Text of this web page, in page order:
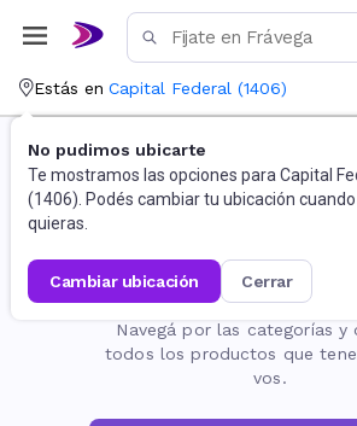
Estás en Capital Federal (1406)
No pudimos ubicarte
Te mostramos las opciones para Capital
(1406). Podés cambiar tu ubicación cuando
quieras.
cambiar ubicación cerrar
La página no
Navegá por las categorías y
todos los productos que
vos.